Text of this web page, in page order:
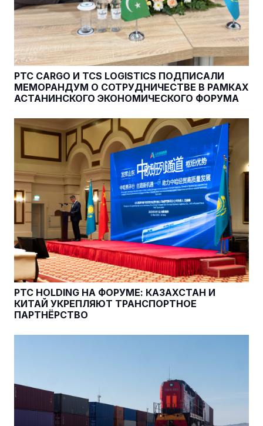
PTC CARGO И TCS LOGISTICS ПОДПИСАЛИ
МЕМОРАНДУМ О СОТРУДНИЧЕСТВЕ В РАМКАХ
АСТАНИНСКОГО ЭКОНОМИЧЕСКОГО ФОРУМА
PTC HOLDING НА ФОРУМЕ: КАЗАХСТАН И
КИТАЙ УКРЕПЛЯЮТ ТРАНСПОРТНОЕ
ПАРТНЁРСТВО